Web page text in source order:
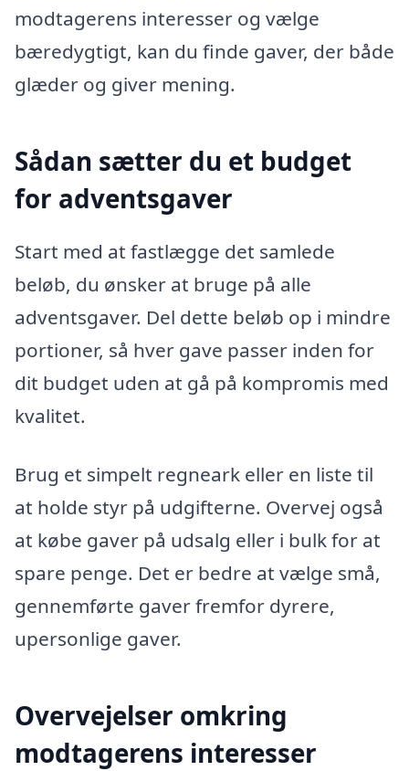
modtagerens interesser og vælge
bæredygtigt, kan du finde gaver, der både
glæder og giver mening.
Sådan sætter du et budget
for adventsgaver
Start med at fastlægge det samlede
beløb, du ønsker at bruge på alle
adventsgaver. Del dette beløb op i mindre
portioner, så hver gave passer inden for
dit budget uden at gå på kompromis med
kvalitet.
Brug et simpelt regneark eller en liste til
at holde styr på udgifterne. Overvej også
at købe gaver på udsalg eller i bulk for at
spare penge. Det er bedre at vælge små,
gennemførte gaver fremfor dyrere,
upersonlige gaver.
Overvejelser omkring
modtagerens interesser